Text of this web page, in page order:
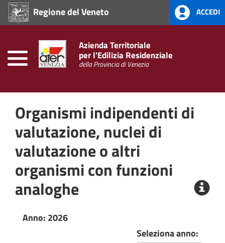
Regione del Veneto ACCEDI
Azienda Territoriale
per l'Edilizia Residenziale
della Provincia di Venezia
Home
Prevenzione
alla
Corruzione
Amministrazione
Trasparente
Organismi indipendenti di
valutazione, nuclei di
valutazione o altri
organismi con funzioni
analoghe
Anno: 2026
Seleziona anno: